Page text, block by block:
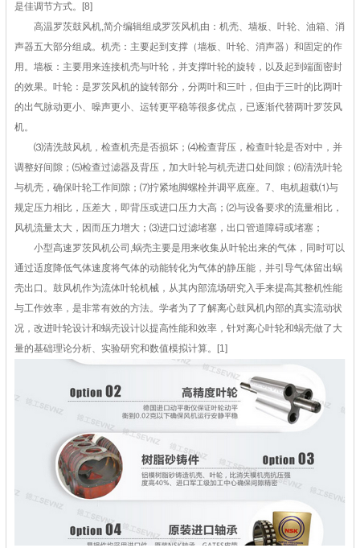
是佳调节方式。[8]
高温罗茨鼓风机,简介编辑组成罗茨风机由：机壳、墙板、叶轮、油箱、消
声器五大部分组成。机壳：主要起到支撑（墙板、叶轮、消声器）和固定的作
用。墙板：主要用来连接机壳与叶轮，并支撑叶轮的旋转，以及起到端面密封
的效果。叶轮：是罗茨风机的旋转部分，分两叶和三叶，但由于三叶的比两叶
的出气脉动更小、噪声更小、运转更平稳等很多优点，已逐渐代替两叶罗茨风
机。
⑶清洗鼓风机，检查机壳是否损坏；⑷检查背压，检查叶轮是否对中，并
调整好间隙；⑸检查过滤器及背压，加大叶轮与机壳进口处间隙；⑹清洗叶轮
与机壳，确保叶轮工作间隙；⑺拧紧地脚螺栓并调平底座。7、电机超载⑴与
规定压力相比，压差大，即背压或进口压力大高；⑵与设备要求的流量相比，
风机流量太大，因而压力增大；⑶进口过滤堵塞，出口管道障碍或堵塞；
小型高速罗茨风机公司,蜗壳主要是用来收集从叶轮出来的气体，同时可以
通过适度降低气体速度将气体的动能转化为气体的静压能，并引导气体留出蜗
壳出口。鼓风机作为流体叶轮机械，从其内部流场研究入手来提高其整机性能
与工作效率，是非常有效的方法。学者为了了解离心鼓风机内部的真实流动状
况，改进叶轮设计和蜗壳设计以提高性能和效率，针对离心叶轮和蜗壳做了大
量的基础理论分析、实验研究和数值模拟计算。[1]